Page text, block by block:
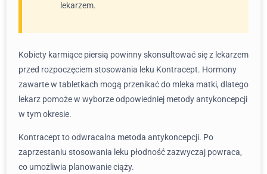
lekarzem.
Kobiety karmiące piersią powinny skonsultować się z lekarzem
przed rozpoczęciem stosowania leku Kontracept. Hormony
zawarte w tabletkach mogą przenikać do mleka matki, dlatego
lekarz pomoże w wyborze odpowiedniej metody antykoncepcji
w tym okresie.
Kontracept to odwracalna metoda antykoncepcji. Po
zaprzestaniu stosowania leku płodność zazwyczaj powraca,
co umożliwia planowanie ciąży.